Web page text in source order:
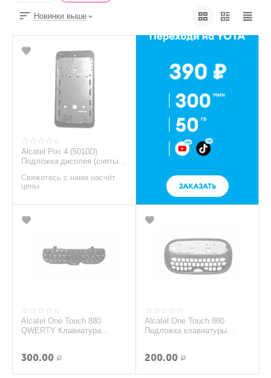
Новинки выше
Alcatel Pixi 4 (5010D)
Подложка дисплея (снятый
Свяжитесь с нами насчёт
цены
Alcatel One Touch 880
QWERTY Клавиатура
300.00 Р
Alcatel One Touch 880
Подложка клавиатуры
200.00 Р